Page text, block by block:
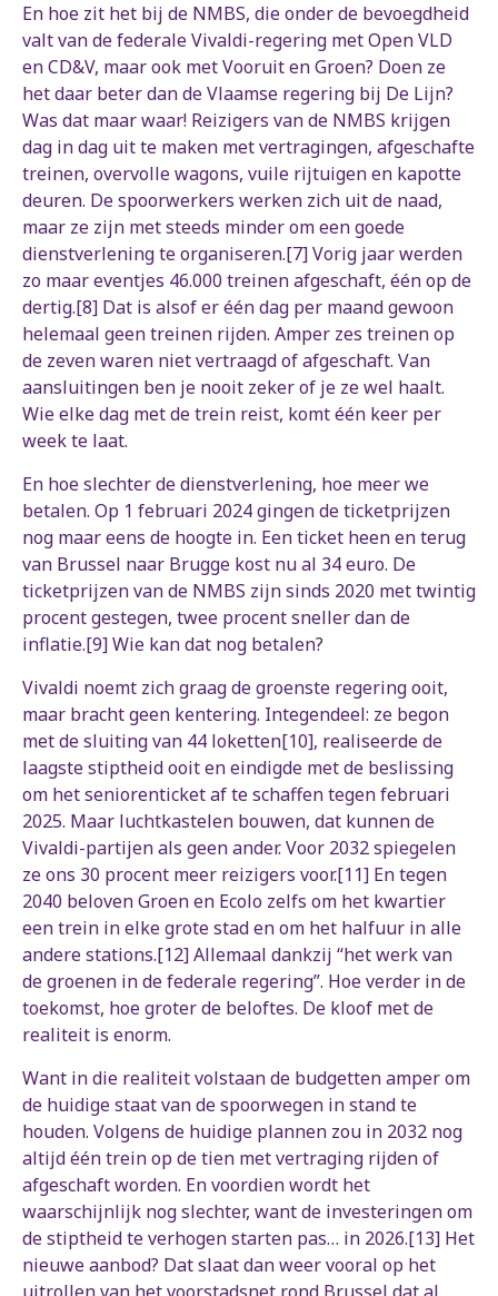
En hoe zit het bij de NMBS, die onder de bevoegdheid
valt van de federale Vivaldi-regering met Open VLD
en CD&V, maar ook met Vooruit en Groen? Doen ze
het daar beter dan de Vlaamse regering bij De Lijn?
Was dat maar waar! Reizigers van de NMBS krijgen
dag in dag uit te maken met vertragingen, afgeschafte
treinen, overvolle wagons, vuile rijtuigen en kapotte
deuren. De spoorwerkers werken zich uit de naad,
maar ze zijn met steeds minder om een goede
dienstverlening te organiseren.[7] Vorig jaar werden
zo maar eventjes 46.000 treinen afgeschaft, één op de
dertig.[8] Dat is alsof er één dag per maand gewoon
helemaal geen treinen rijden. Amper zes treinen op
de zeven waren niet vertraagd of afgeschaft. Van
aansluitingen ben je nooit zeker of je ze wel haalt.
Wie elke dag met de trein reist, komt één keer per
week te laat.
En hoe slechter de dienstverlening, hoe meer we
betalen. Op 1 februari 2024 gingen de ticketprijzen
nog maar eens de hoogte in. Een ticket heen en terug
van Brussel naar Brugge kost nu al 34 euro. De
ticketprijzen van de NMBS zijn sinds 2020 met twintig
procent gestegen, twee procent sneller dan de
inflatie.[9] Wie kan dat nog betalen?
Vivaldi noemt zich graag de groenste regering ooit,
maar bracht geen kentering. Integendeel: ze begon
met de sluiting van 44 loketten[10], realiseerde de
laagste stiptheid ooit en eindigde met de beslissing
om het seniorenticket af te schaffen tegen februari
2025. Maar luchtkastelen bouwen, dat kunnen de
Vivaldi-partijen als geen ander. Voor 2032 spiegelen
ze ons 30 procent meer reizigers voor.[11] En tegen
2040 beloven Groen en Ecolo zelfs om het kwartier
een trein in elke grote stad en om het halfuur in alle
andere stations.[12] Allemaal dankzij “het werk van
de groenen in de federale regering”. Hoe verder in de
toekomst, hoe groter de beloftes. De kloof met de
realiteit is enorm.
Want in die realiteit volstaan de budgetten amper om
de huidige staat van de spoorwegen in stand te
houden. Volgens de huidige plannen zou in 2032 nog
altijd één trein op de tien met vertraging rijden of
afgeschaft worden. En voordien wordt het
waarschijnlijk nog slechter, want de investeringen om
de stiptheid te verhogen starten pas… in 2026.[13] Het
nieuwe aanbod? Dat slaat dan weer vooral op het